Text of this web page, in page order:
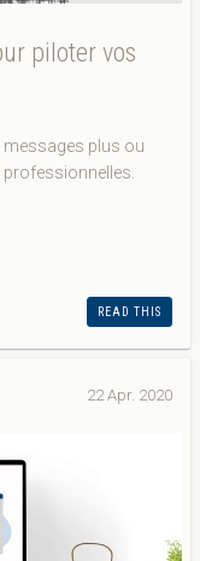
piloter vos
plus ou
READ THIS
22 Apr. 2020